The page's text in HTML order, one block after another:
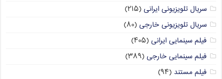
سریال تلویزیونی ایرانی (۲۱۵)
سریال تلویزیونی خارجی (۸۰)
فیلم سینمایی ایرانی (۴۰۵)
فیلم سینمایی خارجی (۳۸۹)
فیلم مستند (۹۴)